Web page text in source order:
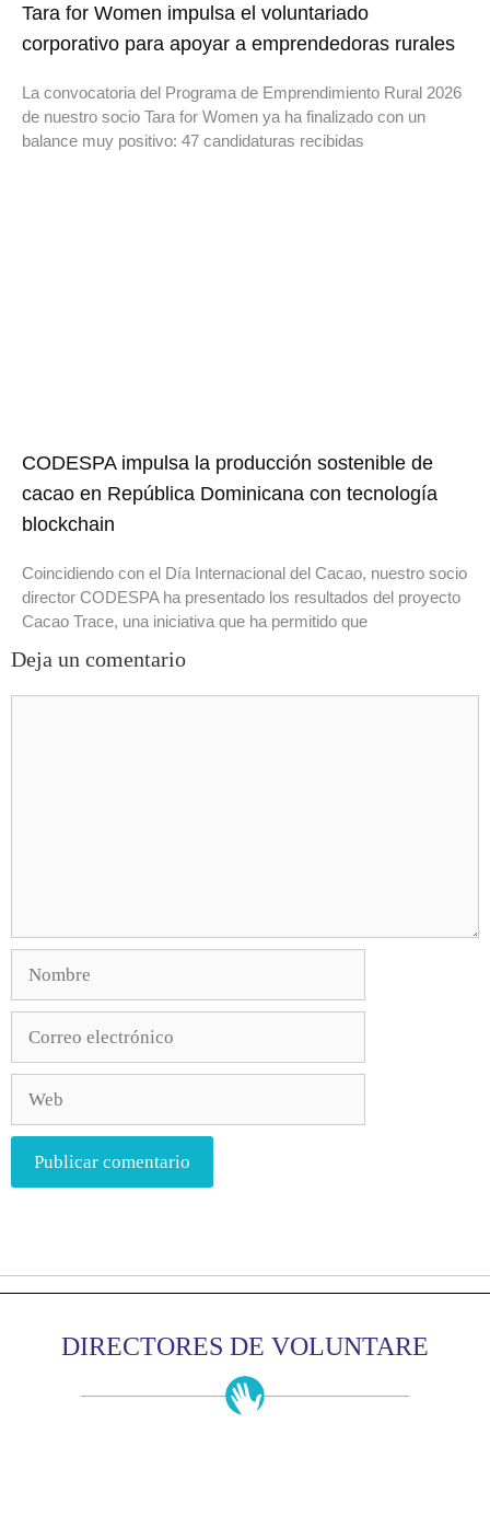
Tara for Women impulsa el voluntariado
corporativo para apoyar a emprendedoras rurales
La convocatoria del Programa de Emprendimiento Rural 2026
de nuestro socio Tara for Women ya ha finalizado con un
balance muy positivo: 47 candidaturas recibidas
CODESPA impulsa la producción sostenible de
cacao en República Dominicana con tecnología
blockchain
Coincidiendo con el Día Internacional del Cacao, nuestro socio
director CODESPA ha presentado los resultados del proyecto
Cacao Trace, una iniciativa que ha permitido que
Deja un comentario
DIRECTORES DE VOLUNTARE